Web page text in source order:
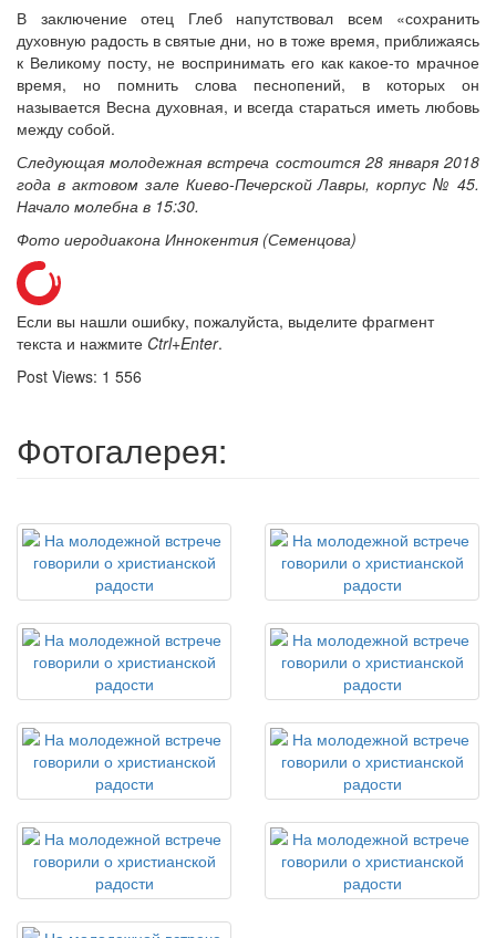
В заключение отец Глеб напутствовал всем «сохранить
духовную радость в святые дни, но в тоже время, приближаясь
к Великому посту, не воспринимать его как какое-то мрачное
время, но помнить слова песнопений, в которых он
называется Весна духовная, и всегда стараться иметь любовь
между собой.
Следующая молодежная встреча состоится 28 января 2018
года в актовом зале Киево-Печерской Лавры, корпус № 45.
Начало молебна в 15:30.
Фото иеродиакона Иннокентия (Семенцова)
Если вы нашли ошибку, пожалуйста, выделите фрагмент
текста и нажмите Ctrl+Enter.
Post Views: 1 556
Фотогалерея: